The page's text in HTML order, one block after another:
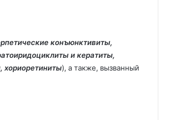
конъюнктивиты,
и кератиты,
хориоретиниты), а также, вызванный